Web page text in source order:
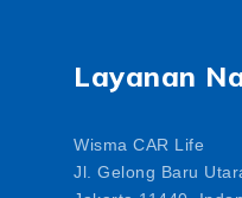
Layanan
Wisma CAR Life
Jl. Gelong Baru